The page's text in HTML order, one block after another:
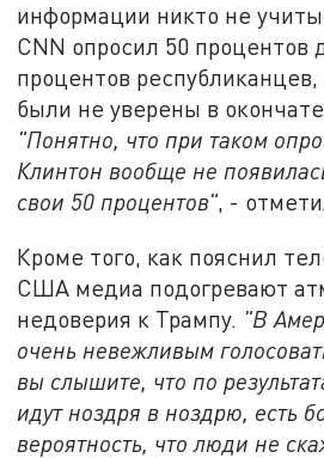
информации никто не
CNN опросил 50 процентов
процентов
были не уверены в
"Понятно, что при таком
Клинтон вообще не
свои 50 процентов", -
Кроме того, как пояснил
США медиа подогревают
недоверия к Трампу. "В
очень невежливым
вы слышите, что по
идут ноздря в ноздрю, есть
вероятность, что люди не